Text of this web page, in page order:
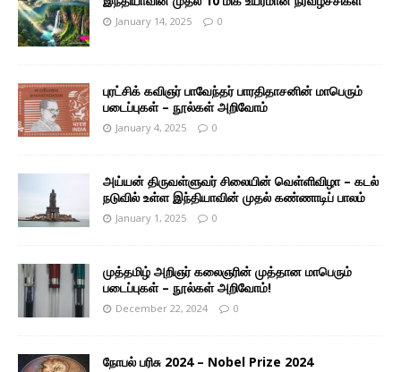
January 14, 2025 0
புரட்சிக் கவிஞர் பாவேந்தர் பாரதிதாசனின் மாபெரும்
படைப்புகள் – நூல்கள் அறிவோம்
January 4, 2025 0
அய்யன் திருவள்ளுவர் சிலையின் வெள்ளிவிழா – கடல்
நடுவில் உள்ள இந்தியாவின் முதல் கண்ணாடிப் பாலம்
January 1, 2025 0
முத்தமிழ் அறிஞர் கலைஞரின் முத்தான மாபெரும்
படைப்புகள் – நூல்கள் அறிவோம்!
December 22, 2024 0
நோபல் பரிசு 2024 – Nobel Prize 2024